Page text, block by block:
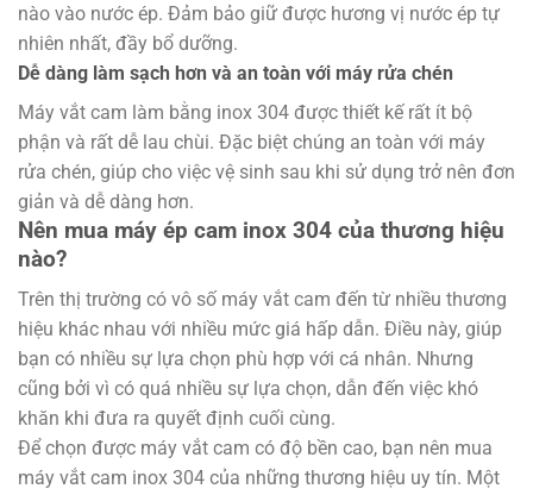
nào vào nước ép. Đảm bảo giữ được hương vị nước ép tự
nhiên nhất, đầy bổ dưỡng.
Dễ dàng làm sạch hơn và an toàn với máy rửa chén
Máy vắt cam làm bằng inox 304 được thiết kế rất ít bộ
phận và rất dễ lau chùi. Đặc biệt chúng an toàn với máy
rửa chén, giúp cho việc vệ sinh sau khi sử dụng trở nên đơn
giản và dễ dàng hơn.
Nên mua máy ép cam inox 304 của thương hiệu
nào?
Trên thị trường có vô số máy vắt cam đến từ nhiều thương
hiệu khác nhau với nhiều mức giá hấp dẫn. Điều này, giúp
bạn có nhiều sự lựa chọn phù hợp với cá nhân. Nhưng
cũng bởi vì có quá nhiều sự lựa chọn, dẫn đến việc khó
khăn khi đưa ra quyết định cuối cùng.
Để chọn được máy vắt cam có độ bền cao, bạn nên mua
máy vắt cam inox 304 của những thương hiệu uy tín. Một